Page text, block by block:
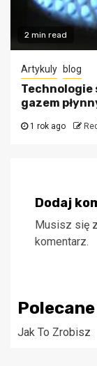
2 min read
Artykuly blog
Technologie
gazem
1 rok ago
Dodaj
Musisz się
komentarz.
Jak To Zrobisz